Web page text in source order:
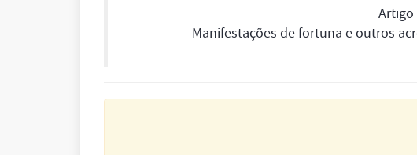
Artigo
Manifestações de fortuna e outros